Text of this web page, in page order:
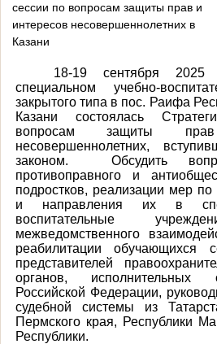
сессии по вопросам защиты прав и
интересов несовершеннолетних в
Казани
18-19 сентября
специальном учебно-
закрытого типа в пос. Раифа
Казани состоялась
вопросам защиты
несовершеннолетних,
законом. Обсудить
противоправного и
подростков, реализации мер
и направления их в
воспитательные
межведомственного
реабилитации обучающихся
представителей
органов, исполнительных
Российской Федерации,
судебной системы из
Пермского края, Республики
Республики.